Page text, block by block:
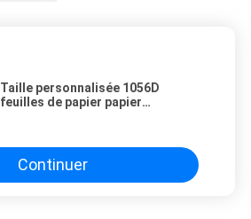
Taille personnalisée 1056D
feuilles de papier papier
Continuer